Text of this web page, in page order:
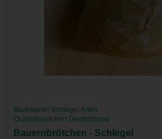
Backwaren Schlegel Arlen
Qualitätszeichen Deutschland
Bauernbrötchen - Schlegel